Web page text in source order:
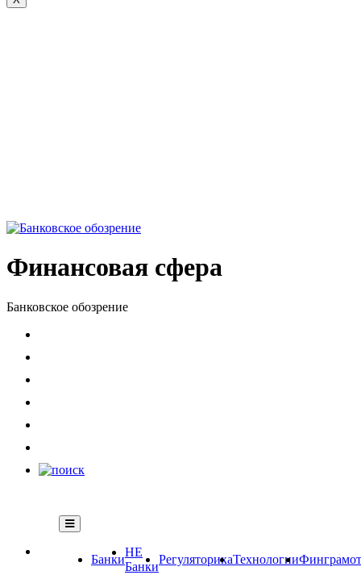
Финансовая сфера
Банковское обозрение
Банки
НЕ
Банки
РегуляторикаТехнологии